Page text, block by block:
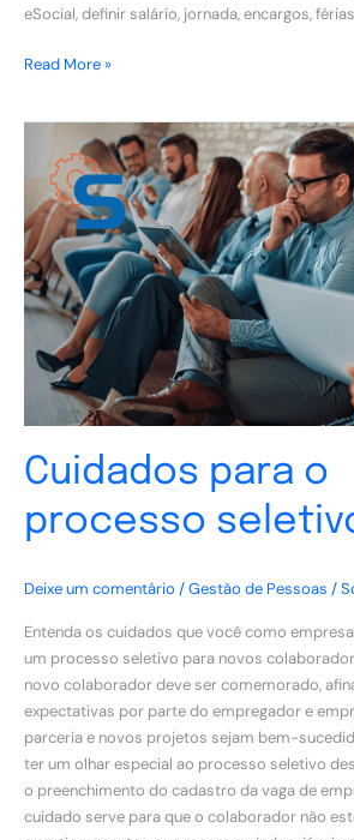
eSocial, definir salário, jornada, encargos,
Read More »
Cuidados para o
processo
Deixe um comentário /Gestão de Pessoas /
Entenda os cuidados que você como
um processo seletivo para novos
novo colaborador deve ser comemorado,
expectativas por parte do empregador e
parceria e novos projetos sejam bem-
ter um olhar especial ao processo seletivo
o preenchimento do cadastro da vaga de
cuidado serve para que o colaborador não
Cuidados
processo
seletivo